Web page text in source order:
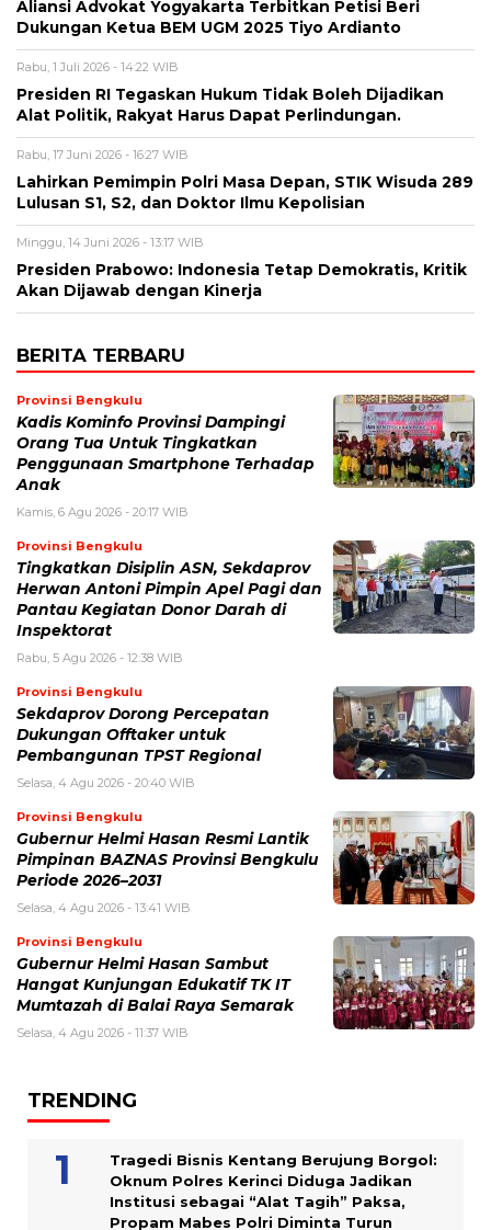
Aliansi Advokat Yogyakarta Terbitkan Petisi Beri
Dukungan Ketua BEM UGM 2025 Tiyo Ardianto
Rabu, 1 Juli 2026 - 14:22 WIB
Presiden RI Tegaskan Hukum Tidak Boleh Dijadikan
Alat Politik, Rakyat Harus Dapat Perlindungan.
Rabu, 17 Juni 2026 - 16:27 WIB
Lahirkan Pemimpin Polri Masa Depan, STIK Wisuda 289
Lulusan S1, S2, dan Doktor Ilmu Kepolisian
Minggu, 14 Juni 2026 - 13:17 WIB
Presiden Prabowo: Indonesia Tetap Demokratis, Kritik
Akan Dijawab dengan Kinerja
BERITA TERBARU
Provinsi Bengkulu
Kadis Kominfo Provinsi Dampingi
Orang Tua Untuk Tingkatkan
Penggunaan Smartphone Terhadap
Anak
Kamis, 6 Agu 2026 - 20:17 WIB
Provinsi Bengkulu
Tingkatkan Disiplin ASN, Sekdaprov
Herwan Antoni Pimpin Apel Pagi dan
Pantau Kegiatan Donor Darah di
Inspektorat
Rabu, 5 Agu 2026 - 12:38 WIB
Provinsi Bengkulu
Sekdaprov Dorong Percepatan
Dukungan Offtaker untuk
Pembangunan TPST Regional
Selasa, 4 Agu 2026 - 20:40 WIB
Provinsi Bengkulu
Gubernur Helmi Hasan Resmi Lantik
Pimpinan BAZNAS Provinsi Bengkulu
Periode 2026–2031
Selasa, 4 Agu 2026 - 13:41 WIB
Provinsi Bengkulu
Gubernur Helmi Hasan Sambut
Hangat Kunjungan Edukatif TK IT
Mumtazah di Balai Raya Semarak
Selasa, 4 Agu 2026 - 11:37 WIB
TRENDING
Tragedi Bisnis Kentang Berujung Borgol:
Oknum Polres Kerinci Diduga Jadikan
Institusi sebagai “Alat Tagih” Paksa,
Propam Mabes Polri Diminta Turun